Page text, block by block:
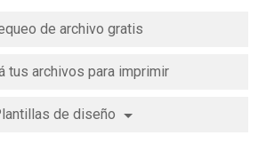
de archivo gratis
tus archivos para imprimir
de diseño